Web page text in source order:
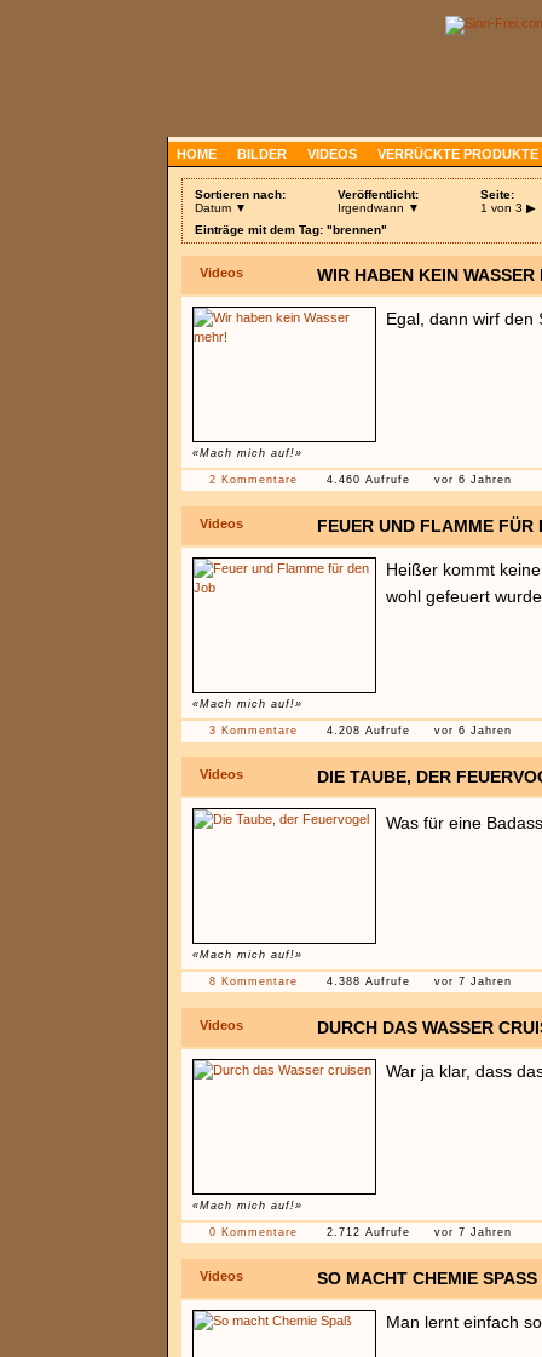
HOME BILDER VIDEOS VERRÜCKTE PRODUKTE
Sortieren nach:
Datum ▼
Veröffentlicht:
Irgendwann ▼
Seite:
1 von 3 ▶
Einträge mit dem Tag: "brennen"
Videos WIR HABEN KEIN WASSER
«Mach mich auf!»
Egal, dann wirf den
2 Kommentare 4.460 Aufrufe vor 6 Jahren
Videos FEUER UND FLAMME FÜR
«Mach mich auf!»
Heißer kommt
wohl gefeuert
3 Kommentare 4.208 Aufrufe vor 6 Jahren
Videos DIE TAUBE, DER
«Mach mich auf!»
Was für eine
8 Kommentare 4.388 Aufrufe vor 7 Jahren
Videos DURCH DAS WASSER
«Mach mich auf!»
War ja klar, dass
0 Kommentare 2.712 Aufrufe vor 7 Jahren
Videos SO MACHT CHEMIE SPASS
Man lernt einfach